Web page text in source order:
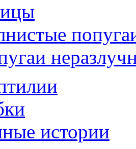
истории